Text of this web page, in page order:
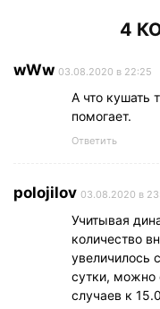
4
wWw 03.08.2020 в 22:25
А что кушать
помогает.
Ответить
polojilov 03.08.2020 в
Учитывая
количество
увеличилось
сутки, можно
случаев к